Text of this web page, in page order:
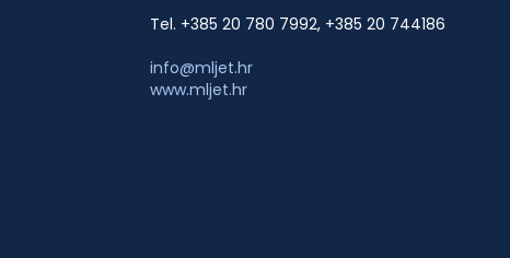
Tel. +385 20 780 7992, +385 20 744186
info@mljet.hr
www.mljet.hr